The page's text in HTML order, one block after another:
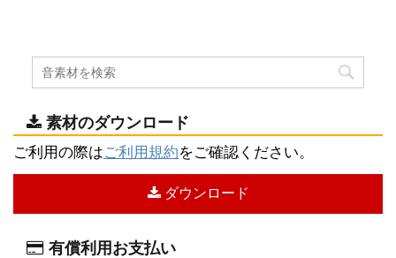
素材のダウンロード
ご利用の際はご利用規約をご確認ください。
ダウンロード
有償利用お支払い